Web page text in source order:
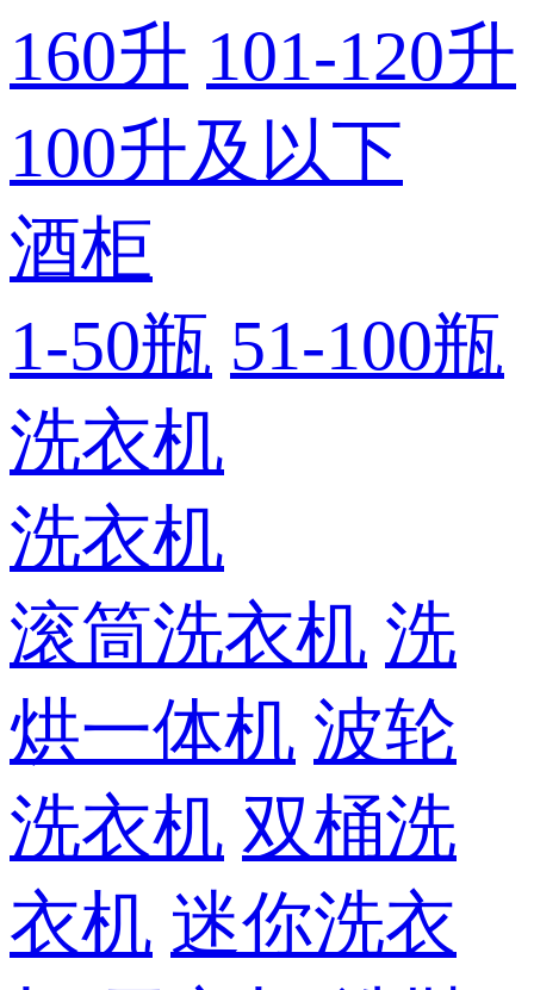
160升 101-120升
100升及以下
酒柜
1-50瓶 51-100瓶
洗衣机
洗衣机
滚筒洗衣机 洗
烘一体机 波轮
洗衣机 双桶洗
衣机 迷你洗衣